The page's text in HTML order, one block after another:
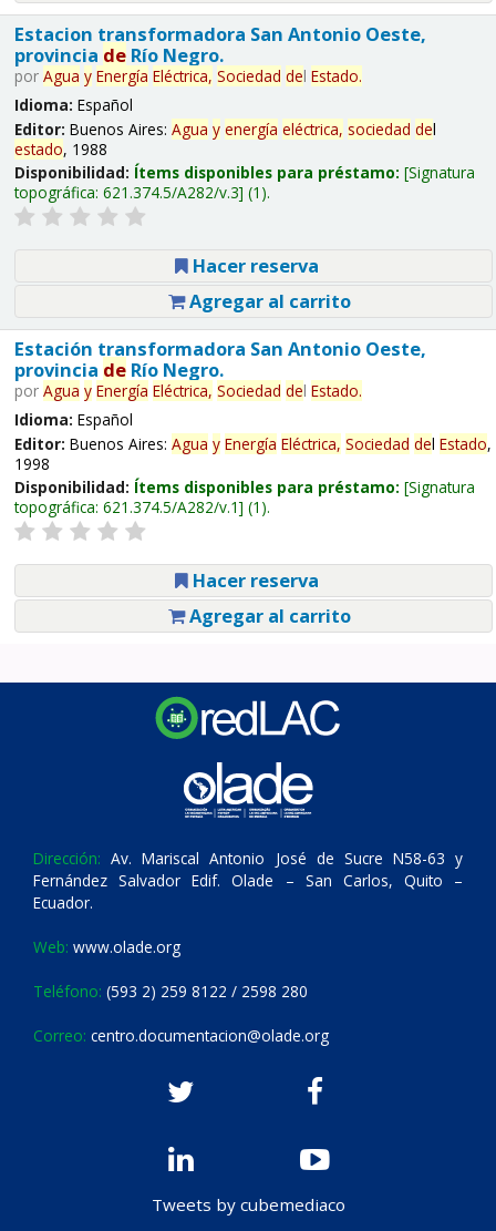
Estacion transformadora San Antonio Oeste,
provincia deRío Negro.
por Agua y Energía Eléctrica, Sociedad del Estado.
Idioma: Español
Editor: Buenos Aires: Agua y energía eléctrica, sociedad del
estado, 1988
Disponibilidad: Ítems disponibles para préstamo: Signatura
topográfica: 621.374.5/A282/v.3 (1).
Hacer reserva
Agregar al carrito
Estación transformadora San Antonio Oeste,
provincia deRío Negro.
por Agua y Energía Eléctrica, Sociedad del Estado.
Idioma: Español
Editor: Buenos Aires: Agua y Energía Eléctrica, Sociedad del Estado,
1998
Disponibilidad: Ítems disponibles para préstamo: Signatura
topográfica: 621.374.5/A282/v.1 (1).
Hacer reserva
Agregar al carrito
Dirección: Av. Mariscal Antonio José de Sucre N58-63 y
Fernández Salvador Edif. Olade – San Carlos, Quito –
Ecuador.
Web: www.olade.org
Teléfono: (593 2) 259 8122 / 2598 280
Correo: centro.documentacion@olade.org
Tweets by cubemediaco